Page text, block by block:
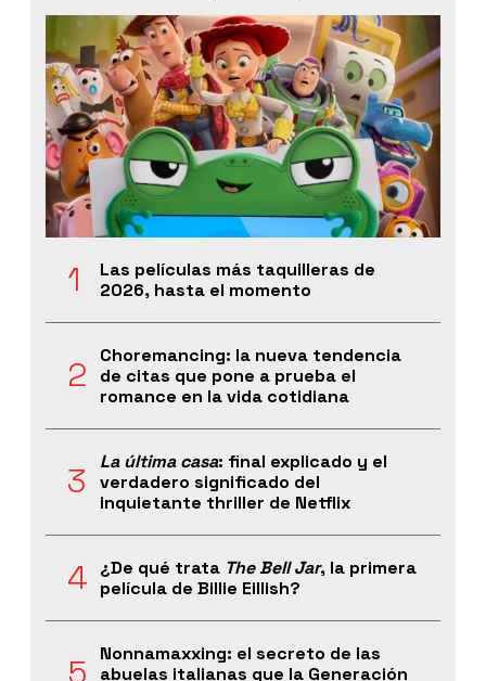
Las películas más taquilleras de
2026, hasta el momento
Choremancing: la nueva tendencia
de citas que pone a prueba el
romance en la vida cotidiana
La última casa: final explicado y el
verdadero significado del
inquietante thriller de Netflix
¿De qué trata The Bell Jar, la primera
película de Billie Eillish?
Nonnamaxxing: el secreto de las
abuelas italianas que la Generación